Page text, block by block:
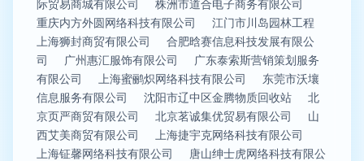
际贸易商城有限公司
株洲市道合电子商务有限公司
重庆内方外圆网络科技有限公司
江门市川岛园林工程
上海狮封商贸有限公司
合肥晗赛信息科技发展有限公
司
广州惠汇服饰有限公司
广东泰索斯营销策划服务
有限公司
上海蜜鹂炽网络科技有限公司
东莞市沃壤
信息服务有限公司
沈阳市辽中区金腾物质回收站
北
京页严商贸有限公司
北京茗诚集优贸易有限公司
山
西艾美商贸有限公司
上海捷宇克网络科技有限公司
上海钲馨网络科技有限公司
唐山绅士虎网络科技有限公